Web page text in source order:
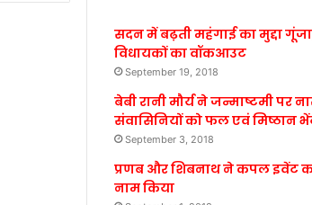
सदन में बढ़ती महंगाई का मुद्दा
विधायकों का वॉकआउट
September 19, 2018
बेबी रानी मौर्य ने जन्माष्टमी पर
संवासिनियों को फल एवं मिष्ठान
September 3, 2018
प्रणब और शिबनाथ ने कपल इवेंट
नाम किया